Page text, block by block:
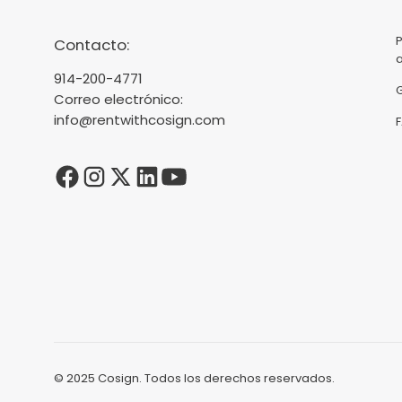
Contacto:
914-200-4771
Correo electrónico:
info@rentwithcosign.com
© 2025 Cosign. Todos los derechos reservados.